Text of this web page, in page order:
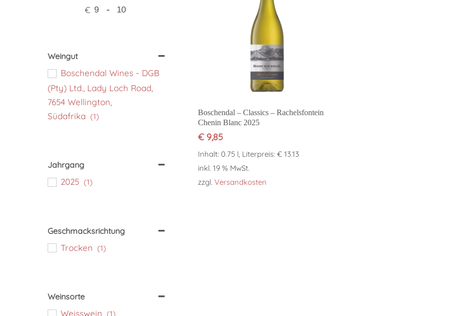
€ -
Weingut
Boschendal Wines - DGB
(Pty) Ltd., Lady Loch Road,
7654 Wellington,
Südafrika (1)
Jahrgang
2025 (1)
Geschmacksrichtung
Trocken (1)
Weinsorte
Weisswein (1)
In den Warenkorb
Boschendal – Classics – Rachelsfontein
Chenin Blanc 2025
€9,85
Inhalt: 0.75 l, Literpreis: € 13.13
inkl. 19 % MwSt.
zzgl.Versandkosten